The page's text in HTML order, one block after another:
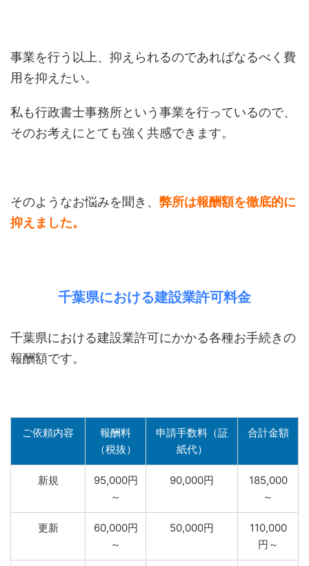
事業を行う以上、抑えられるのであればなるべく費
用を抑えたい。
私も行政書士事務所という事業を行っているので、
そのお考えにとても強く共感できます。
そのようなお悩みを聞き、 弊所は報酬額を徹底的に
抑えました。
千葉県における建設業許可料金
千葉県における建設業許可にかかる各種お手続きの
報酬額です。
ご依頼内容
報酬料
（税抜）
申請手数料（証
紙代）
合計金額
新規
95,000円
～
90,000円
185,000
～
更新
60,000円
～
50,000円
110,000
円～